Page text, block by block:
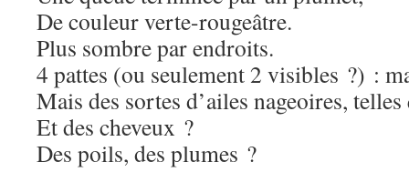
De couleur verte-rougeâtre.
Plus sombre par endroits.
4 pattes (ou seulement 2 visibles ?) :
Mais des sortes d’ailes nageoires,
Et des cheveux ?
Des poils, des plumes ?